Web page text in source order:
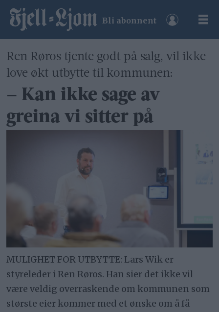
Bli abonnent
Ren Røros tjente godt på salg, vil ikke
love økt utbytte til kommunen:
– Kan ikke sage av
greina vi sitter på
MULIGHET FOR UTBYTTE: Lars Wik er
styreleder i Ren Røros. Han sier det ikke vil
være veldig overraskende om kommunen som
største eier kommer med et ønske om å få